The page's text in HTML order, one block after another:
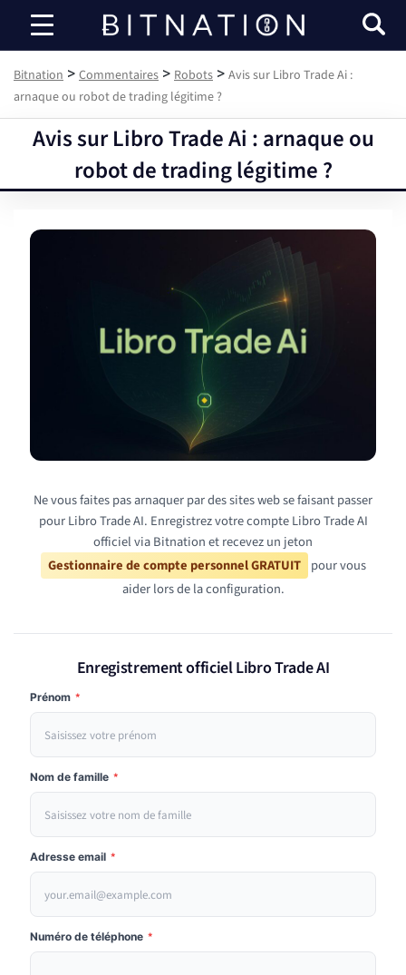
Bitnation
Bitnation > Commentaires > Robots > Avis sur Libro Trade Ai :
arnaque ou robot de trading légitime ?
Avis sur Libro Trade Ai : arnaque ou
robot de trading légitime ?
Ne vous faites pas arnaquer par des sites web se faisant passer
pour Libro Trade AI. Enregistrez votre compte Libro Trade AI
officiel via Bitnation et recevez un jeton
Gestionnaire de compte personnel GRATUIT pour vous
aider lors de la configuration.
Enregistrement officiel Libro Trade AI
Prénom *
Nom de famille *
Adresse email *
Numéro de téléphone *